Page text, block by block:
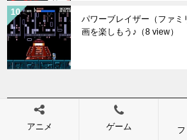
パワーブレイザー（ファ
画を楽しもう♪ （8 view）
カテゴリー
アニメ ゲーム